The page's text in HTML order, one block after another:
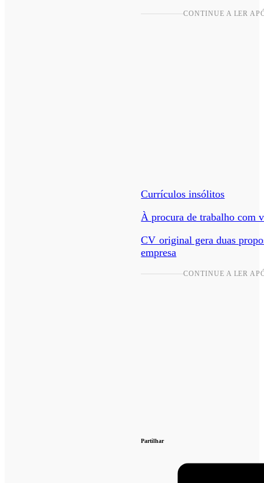
CONTINUE A LER
Currículos insólitos
À procura de trabalho com
CV original gera duas
empresa
CONTINUE A LER
Partilhar